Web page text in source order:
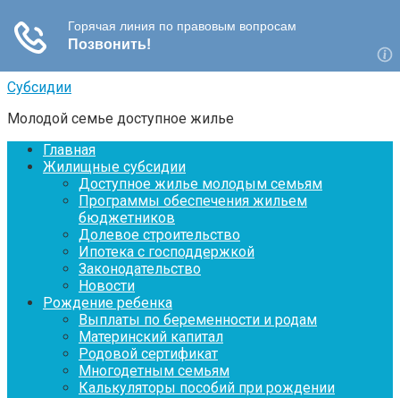
Перейти
контенту
Субсидии
Молодой семье доступное жилье
Главная
Жилищные субсидии
Доступное жилье молодым семьям
Программы обеспечения жильем
бюджетников
Долевое строительство
Ипотека с господдержкой
Законодательство
Новости
Рождение ребенка
Выплаты по беременности и родам
Материнский капитал
Родовой сертификат
Многодетным семьям
Калькуляторы пособий при рождении